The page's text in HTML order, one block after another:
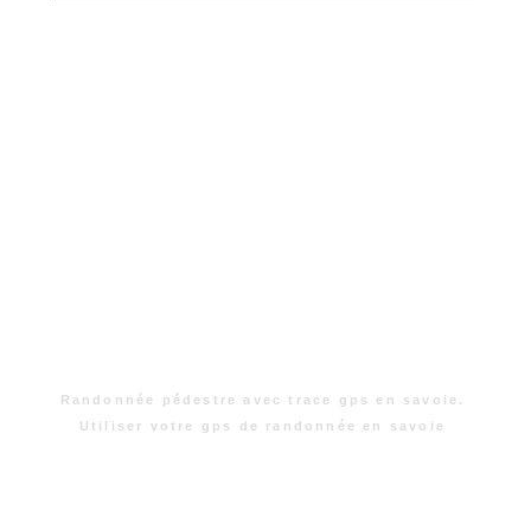
Randonnée pédestre avec trace gps en savoie.
Utiliser votre gps de randonnée en savoie